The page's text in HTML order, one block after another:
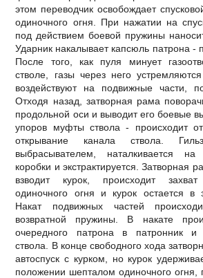
этом переводчик освобождает
одиночного огня. При нажатии на
под действием боевой пружины
Ударник накалывает капсюль патрона -
После того, как пуля минует
стволе, газы через него
воздействуют на подвижные части,
Отходя назад, затворная рама
продольной оси и выводит его боевые
упоров муфты ствола - происходит
открывание канала ствола.
выбрасывателем, наталкивается на
коробки и экстрактируется. Затворная
взводит курок, происходит
одиночного огня и курок остается в
Накат подвижных частей
возвратной пружины. В накате
очередного патрона в патронник и
ствола. В конце свободного хода
автоспуск с курком, но курок
положении шепталом одиночного огня,